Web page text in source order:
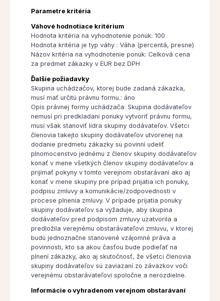
Parametre kritéria
Váhové hodnotiace kritérium
Hodnota kritéria na vyhodnotenie ponúk: 100
Hodnota kritéria je typ váhy : Váha (percentá, presne)
Názov kritéria na vyhodnotenie ponúk: Celková cena
za predmet zákazky v EUR bez DPH
Ďalšie požiadavky
Skupina uchádzačov, ktorej bude zadaná zákazka,
musí mať určitú právnu formu.: áno
Opis právnej formy uchádzača: Skupina dodávateľov
nemusí pri predkladaní ponuky vytvoriť právnu formu,
musí však stanoviť lídra skupiny dodávateľov. Všetci
členovia takejto skupiny dodávateľov utvorenej na
dodanie predmetu zákazky sú povinní udeliť
plnomocenstvo jednému z členov skupiny dodávateľov
konať v mene všetkých členov skupiny dodávateľov a
prijímať pokyny v tomto verejnom obstarávaní ako aj
konať v mene skupiny pre prípad prijatia ich ponuky,
podpisu zmluvy a komunikácie/zodpovednosti v
procese plnenia zmluvy. V prípade prijatia ponuky
skupiny dodávateľov sa vyžaduje, aby skupina
dodávateľov pred podpisom zmluvy uzatvorila a
predložila verejnému obstarávateľovi zmluvu, v ktorej
budú jednoznačne stanovené vzájomné práva a
povinnosti, kto sa akou časťou bude podieľať na
plnení zákazky, ako aj skutočnosť, že všetci členovia
skupiny dodávateľov sú zaviazaní zo záväzkov voči
verejnému obstarávateľovi spoločne a nerozdielne.
Informácie o vyhradenom verejnom obstarávaní